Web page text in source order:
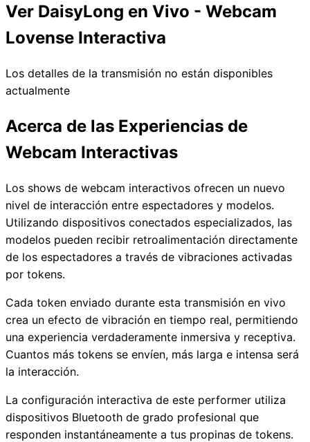
Ver DaisyLong en Vivo - Webcam
Lovense Interactiva
Los detalles de la transmisión no están disponibles
actualmente
Acerca de las Experiencias de
Webcam Interactivas
Los shows de webcam interactivos ofrecen un nuevo
nivel de interacción entre espectadores y modelos.
Utilizando dispositivos conectados especializados, las
modelos pueden recibir retroalimentación directamente
de los espectadores a través de vibraciones activadas
por tokens.
Cada token enviado durante esta transmisión en vivo
crea un efecto de vibración en tiempo real, permitiendo
una experiencia verdaderamente inmersiva y receptiva.
Cuantos más tokens se envíen, más larga e intensa será
la interacción.
La configuración interactiva de este performer utiliza
dispositivos Bluetooth de grado profesional que
responden instantáneamente a tus propinas de tokens.